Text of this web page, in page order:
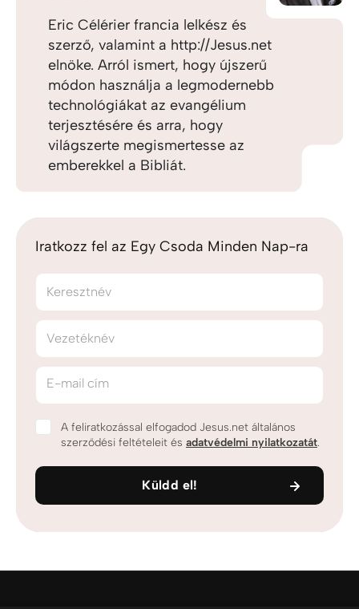
Eric Célérier francia lelkész és
szerző, valamint a http://Jesus.net
elnöke. Arról ismert, hogy újszerű
módon használja a legmodernebb
technológiákat az evangélium
terjesztésére és arra, hogy
világszerte megismertesse az
emberekkel a Bibliát.
Iratkozz fel az Egy Csoda Minden Nap-ra
Keresztnév
Vezetéknév
E-mail cím
A feliratkozással elfogadod Jesus.net általános
szerződési feltételeit és adatvédelmi nyilatkozatát.
Küldd el!